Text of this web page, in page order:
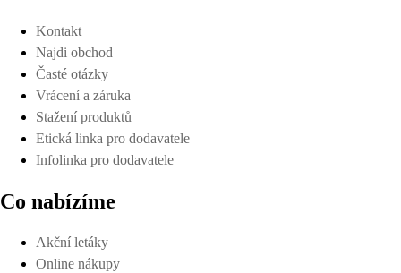
Kontakt
Najdi obchod
Časté otázky
Vrácení a záruka
Stažení produktů
Etická linka pro dodavatele
Infolinka pro dodavatele
Co nabízíme
Akční letáky
Online nákupy